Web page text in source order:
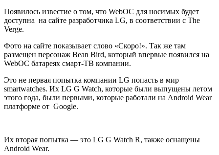
Появилось известие о том, что WebOС для носимых будет
доступна на сайте разработчика LG, в соответствии с The
Verge.
Фото на сайте показывает слово «Скоро!». Так же там
размещен персонаж Bean Bird, который впервые появился на
WebOС батареях смарт-ТВ компании.
Это не первая попытка компании LG попасть в мир
smartwatches. Их LG G Watch, которые были выпущены летом
этого года, были первыми, которые работали на Android Wear
платформе от Google.
Их вторая попытка — это LG G Watch R, также оснащены
Android Wear.